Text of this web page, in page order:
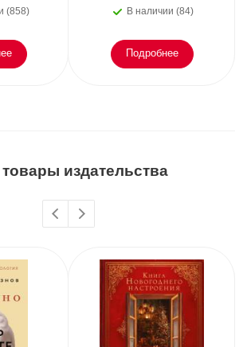
(858) В наличии (84)
Подробнее
издательства